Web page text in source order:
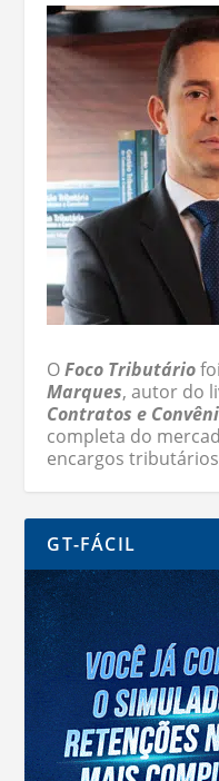
OFoco Tributário
Marques, autor do
Contratos e
completa do
encargos
GT-FÁCIL